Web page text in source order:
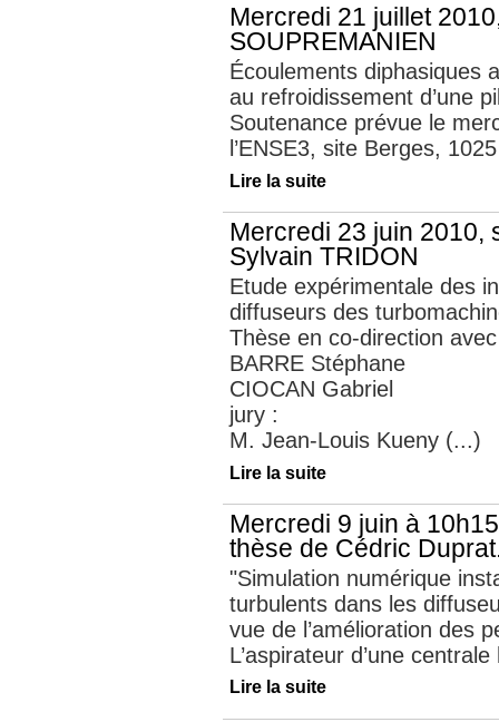
Mercredi 21 juillet
SOUPREMANIEN
Écoulements diphasiques
au refroidissement d’une
Soutenance prévue le
l’ENSE3, site Berges,
Lire la suite
Mercredi 23 juin 2010,
Sylvain TRIDON
Etude expérimentale des
diffuseurs des
Thèse en co-direction avec
BARRE Stéphane
CIOCAN Gabriel
jury :
M. Jean-Louis Kueny (...)
Lire la suite
Mercredi 9 juin à
thèse de Cédric
"Simulation numérique
turbulents dans les
vue de l’amélioration des
L’aspirateur d’une
Lire la suite